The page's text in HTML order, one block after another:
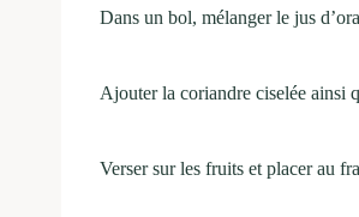
Dans un bol, mélanger le jus
Ajouter la coriandre ciselée ainsi
Verser sur les fruits et placer au